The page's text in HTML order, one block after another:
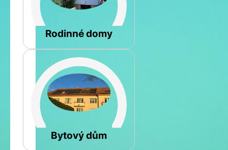
Rodinné domy
Bytový dům
Šikmá